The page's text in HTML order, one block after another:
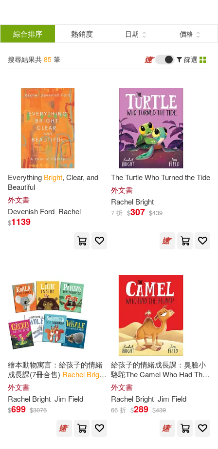
結
分類 (單選)
所有商品(85) 圖書(83)
影音(2)
作者 (可複選)
Bright(43) Rachel(41)
Rachel Bright(20)
Rachel/ Field(4)
瑞秋．布萊特(4) Jim (ILT)(3)
Chris Chatterton(2)
Daniels(2)
Rachel Bright/ Jim Field (ILT)(2)
A. Catherine/ Wilder(1)
展開
出版社 (可複選)
Ingram(49)
Hodder&Stoughton(16)
小光點(4) 新雅(4)
HARPERCOLLINS PUBLISHERS
映象國際多媒體股份有限公司(2)
展開
配送方式
綜合排序 熱銷度 日期 價格
搜尋結果共 85 筆 篩選
Everything Bright, Clear, and
Beautiful
外文書
Devenish Ford Rachel
$1139
The Turtle Who Turned the Tide
外文書
Rachel Bright
7 折 $307 $439
繪本動物寓言：給孩子的情緒
成長課(7冊合售) Rachel Bright
7 copy Shrinkwrap
外文書
Rachel Bright Jim Field
$699 $3076
給孩子的情緒成長課：臭臉小
駱駝The Camel Who Had The
Hump
外文書
Rachel Bright Jim Field
66 折 $289 $439